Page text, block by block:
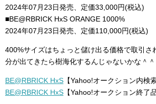
2024年07月23日発売、定価33,000円(税込)
■BE@RBRICK HxS ORANGE 1000%
2024年07月23日発売、定価110,000円(税込)
400%サイズはちょっと儲け出る価格で取引さ
分が出てきたら樹海化するんじゃないかな＾＾
BE@RBRICK HxS 【Yahoo!オークション内検索
BE@RBRICK HxS 【Yahoo!オークション終了